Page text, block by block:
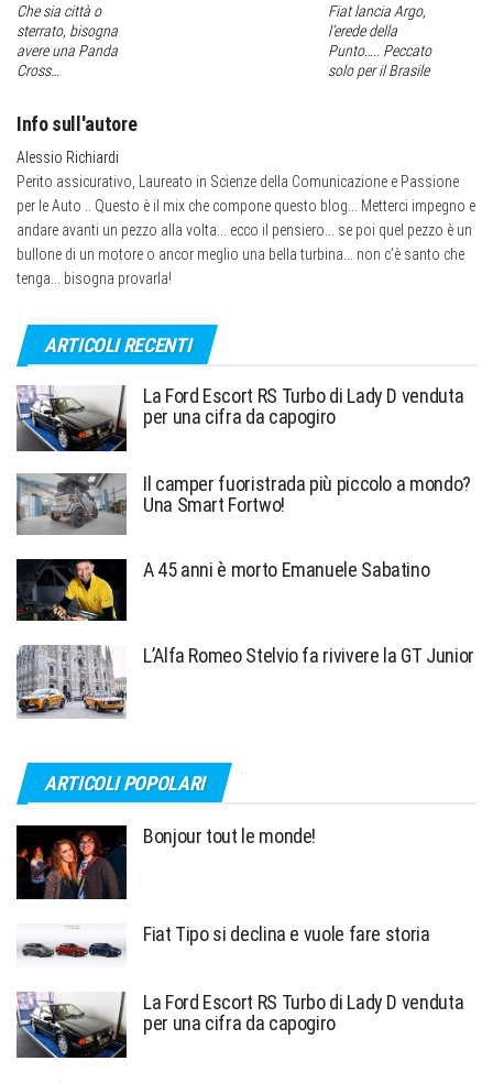
Che sia città o
sterrato, bisogna
avere una Panda
Cross…
Fiat lancia Argo,
l’erede della
Punto….. Peccato
solo per il Brasile
Info sull'autore
Alessio Richiardi
Perito assicurativo, Laureato in Scienze della Comunicazione e Passione
per le Auto .. Questo è il mix che compone questo blog... Metterci impegno e
andare avanti un pezzo alla volta... ecco il pensiero... se poi quel pezzo è un
bullone di un motore o ancor meglio una bella turbina... non c’è santo che
tenga... bisogna provarla!
ARTICOLI RECENTI
La Ford Escort RS Turbo di Lady D venduta
per una cifra da capogiro
Il camper fuoristrada più piccolo a mondo?
Una Smart Fortwo!
A 45 anni è morto Emanuele Sabatino
L’Alfa Romeo Stelvio fa rivivere la GT Junior
ARTICOLI POPOLARI
Bonjour tout le monde!
Fiat Tipo si declina e vuole fare storia
La Ford Escort RS Turbo di Lady D venduta
per una cifra da capogiro